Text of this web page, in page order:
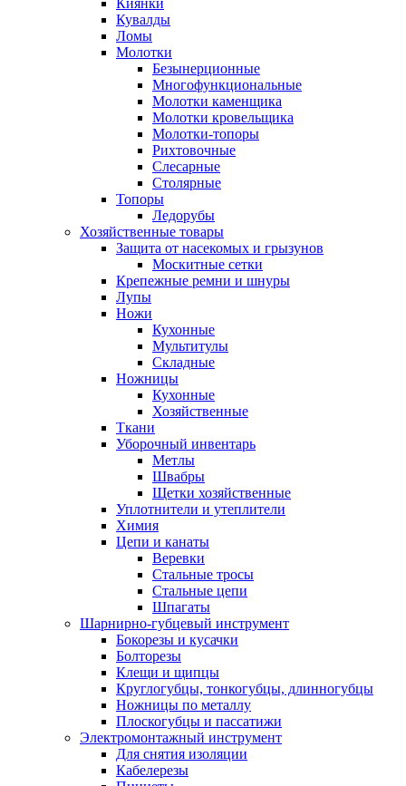
Киянки
Кувалды
Ломы
Молотки
Безынерционные
Многофункциональные
Молотки каменщика
Молотки кровельщика
Молотки-топоры
Рихтовочные
Слесарные
Столярные
Топоры
Ледорубы
Хозяйственные товары
Защита от насекомых и грызунов
Москитные сетки
Крепежные ремни и шнуры
Лупы
Ножи
Кухонные
Мультитулы
Складные
Ножницы
Кухонные
Хозяйственные
Ткани
Уборочный инвентарь
Метлы
Швабры
Щетки хозяйственные
Уплотнители и утеплители
Химия
Цепи и канаты
Веревки
Стальные тросы
Стальные цепи
Шпагаты
Шарнирно-губцевый инструмент
Бокорезы и кусачки
Болторезы
Клещи и щипцы
Круглогубцы, тонкогубцы, длинногубцы
Ножницы по металлу
Плоскогубцы и пассатижи
Электромонтажный инструмент
Для снятия изоляции
Кабелерезы